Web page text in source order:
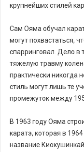
крупнейших стилей
Сам Ояма обучал
могут похвастаться,
спарринговал. Дело в
тяжелую травму
практически никогда
стиль могут лишь те
промежуток между
В 1963 году Ояма
каратэ, которая в
название